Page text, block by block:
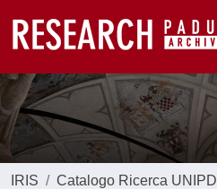
IRIS
Catalogo Ricerca UNIPD